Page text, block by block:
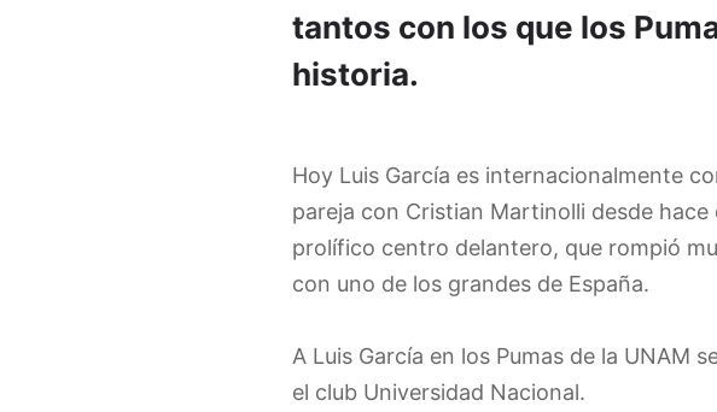
tantos con los que los
historia.
Hoy Luis García es internacionalmente
pareja con Cristian Martinolli desde
prolífico centro delantero, que rompió
con uno de los grandes de España.
A Luis García en los Pumas de la UNAM
el club Universidad Nacional.